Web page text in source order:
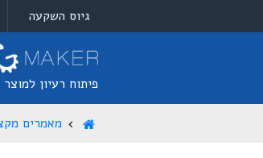
גיוס השקעה
פיתוח רעיון
מאמרים